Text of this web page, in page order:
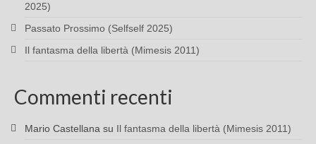
2025)
Passato Prossimo (Selfself 2025)
Il fantasma della libertà (Mimesis 2011)
Commenti recenti
Mario Castellana su Il fantasma della libertà (Mimesis 2011)